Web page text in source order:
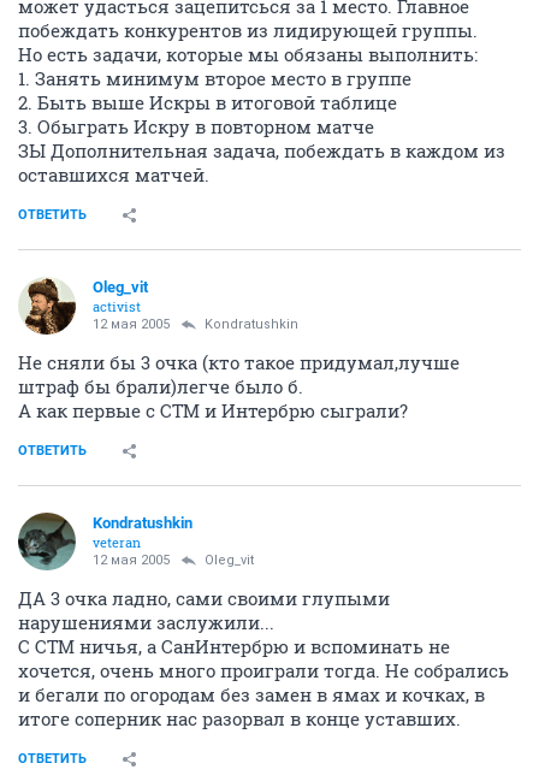
может удасться зацепитсься за 1 место. Главное
побеждать конкурентов из лидирующей группы.
Но есть задачи, которые мы обязаны выполнить:
1. Занять минимум второе место в группе
2. Быть выше Искры в итоговой таблице
3. Обыграть Искру в повторном матче
ЗЫ Дополнительная задача, побеждать в каждом из
оставшихся матчей.
ОТВЕТИТЬ
Oleg_vit
activist
12 мая 2005 Kondratushkin
Не сняли бы 3 очка (кто такое придумал,лучше
штраф бы брали)легче было б.
А как первые с СТМ и Интербрю сыграли?
ОТВЕТИТЬ
Kondratushkin
veteran
12 мая 2005 Oleg_vit
ДА 3 очка ладно, сами своими глупыми
нарушениями заслужили...
С СТМ ничья, а СанИнтербрю и вспоминать не
хочется, очень много проиграли тогда. Не собрались
и бегали по огородам без замен в ямах и кочках, в
итоге соперник нас разорвал в конце уставших.
ОТВЕТИТЬ